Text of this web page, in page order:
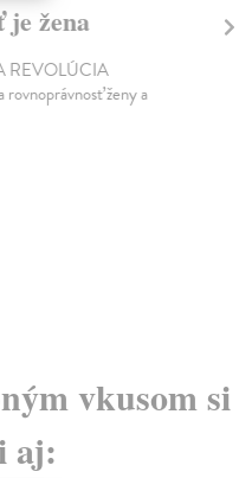
žena
REVOLÚCIA
ženy a
vkusom si
aj: